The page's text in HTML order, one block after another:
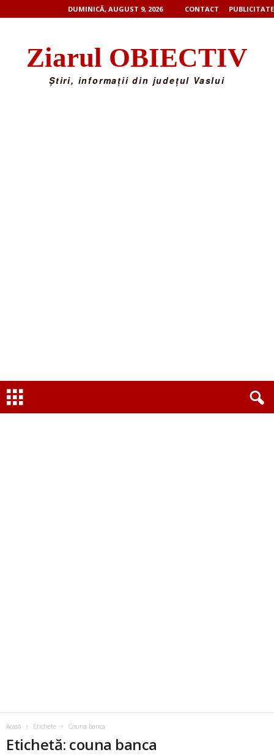
DUMINICĂ, AUGUST 9, 2026 CONTACT PUBLICITATE
Ziarul OBIECTIV
Știri, informații din județul Vaslui
Acasă Etichete Couna banca
Etichetă: couna banca